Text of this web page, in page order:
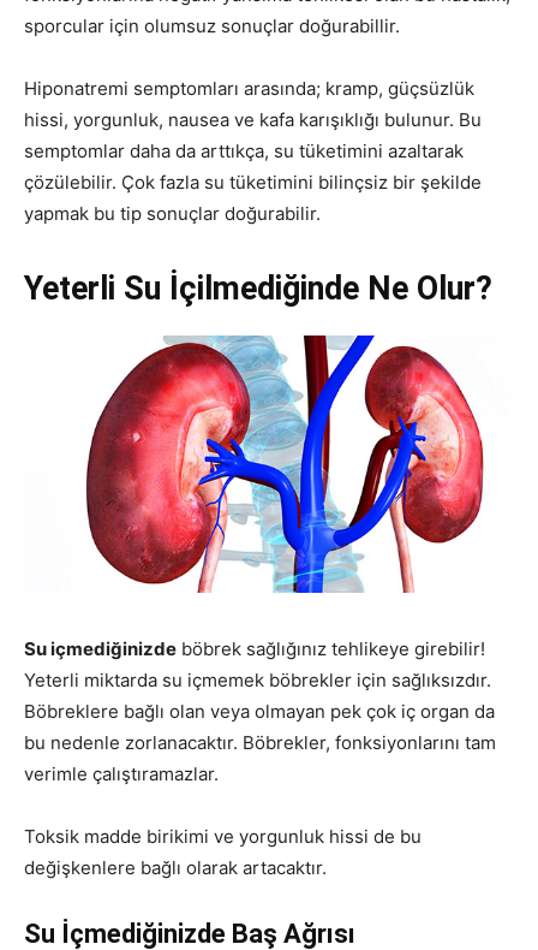
sporcular için olumsuz sonuçlar doğurabillir.
Hiponatremi semptomları arasında; kramp, güçsüzlük
hissi, yorgunluk, nausea ve kafa karışıklığı bulunur. Bu
semptomlar daha da arttıkça, su tüketimini azaltarak
çözülebilir. Çok fazla su tüketimini bilinçsiz bir şekilde
yapmak bu tip sonuçlar doğurabilir.
Yeterli Su İçilmediğinde Ne Olur?
Su içmediğinizde böbrek sağlığınız tehlikeye girebilir!
Yeterli miktarda su içmemek böbrekler için sağlıksızdır.
Böbreklere bağlı olan veya olmayan pek çok iç organ da
bu nedenle zorlanacaktır. Böbrekler, fonksiyonlarını tam
verimle çalıştıramazlar.
Toksik madde birikimi ve yorgunluk hissi de bu
değişkenlere bağlı olarak artacaktır.
Su İçmediğinizde Baş Ağrısı